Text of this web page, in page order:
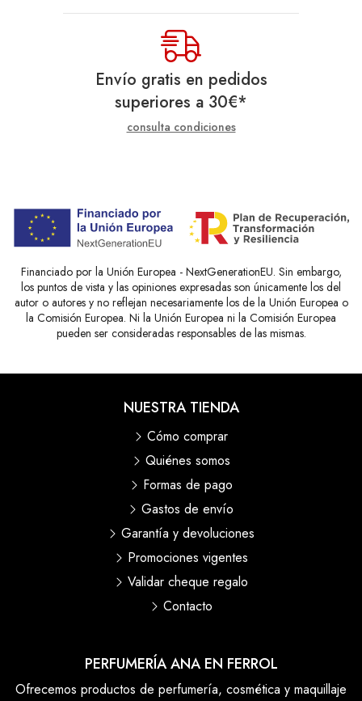
Envío gratis en pedidos
superiores a 30€*
consulta condiciones
Financiado por la Unión Europea - NextGenerationEU. Sin embargo,
los puntos de vista y las opiniones expresadas son únicamente los del
autor o autores y no reflejan necesariamente los de la Unión Europea o
la Comisión Europea. Ni la Unión Europea ni la Comisión Europea
pueden ser consideradas responsables de las mismas.
PERFUMERÍA ANA EN FERROL
Ofrecemos productos de perfumería, cosmética y maquillaje
NUESTRA TIENDA
Cómo comprar
Quiénes somos
Formas de pago
Gastos de envío
Garantía y devoluciones
Promociones vigentes
Validar cheque regalo
Contacto